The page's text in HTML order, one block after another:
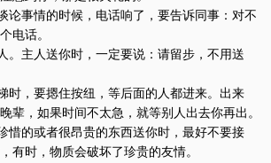
事情的时候，电话响了，要告诉同事：对不
电话。
主人送你时，一定要说：请留步，不用送
，要摁住按纽，等后面的人都进来。出来
辈，如果时间不太急，就等别人出去你再出。
的或者很昂贵的东西送你时，最好不要接
有时，物质会破坏了珍贵的友情。